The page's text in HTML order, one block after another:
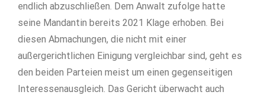
endlich abzuschließen. Dem Anwalt zufolge hatte
seine Mandantin bereits 2021 Klage erhoben. Bei
diesen Abmachungen, die nicht mit einer
außergerichtlichen Einigung vergleichbar sind, geht es
den beiden Parteien meist um einen gegenseitigen
Interessenausgleich. Das Gericht überwacht auch